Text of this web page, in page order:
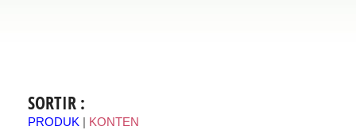
SORTIR :
PRODUK KONTEN